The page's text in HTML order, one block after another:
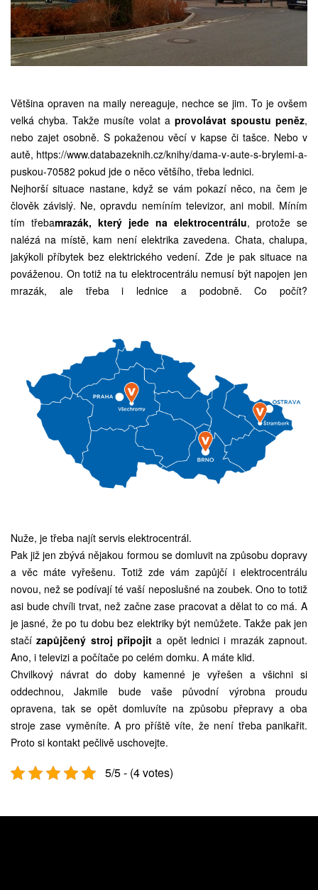
Většina opraven na maily nereaguje, nechce se jim. To je ovšem
velká chyba. Takže musíte volat a provolávat spoustu peněz,
nebo zajet osobně. S pokaženou věcí v kapse či tašce. Nebo v
autě, https://www.databazeknih.cz/knihy/dama-v-aute-s-brylemi-a-
puskou-70582 pokud jde o něco většího, třeba lednici.
Nejhorší situace nastane, když se vám pokazí něco, na čem je
člověk závislý. Ne, opravdu nemíním televizor, ani mobil. Míním
tím třebamrazák, který jede na elektrocentrálu, protože se
nalézá na místě, kam není elektrika zavedena. Chata, chalupa,
jakýkoli příbytek bez elektrického vedení. Zde je pak situace na
pováženou. On totiž na tu elektrocentrálu nemusí být napojen jen
mrazák, ale třeba i lednice a podobně. Co počít?
Nuže, je třeba najít servis elektrocentrál.
Pak již jen zbývá nějakou formou se domluvit na způsobu dopravy
a věc máte vyřešenu. Totiž zde vám zapůjčí i elektrocentrálu
novou, než se podívají té vaší neposlušné na zoubek. Ono to totiž
asi bude chvíli trvat, než začne zase pracovat a dělat to co má. A
je jasné, že po tu dobu bez elektriky být nemůžete. Takže pak jen
stačízapůjčený stroj připojit a opět lednici i mrazák zapnout.
Ano, i televizi a počítače po celém domku. A máte klid.
Chvilkový návrat do doby kamenné je vyřešen a všichni si
oddechnou, Jakmile bude vaše původní výrobna proudu
opravena, tak se opět domluvíte na způsobu přepravy a oba
stroje zase vyměníte. A pro příště víte, že není třeba panikařit.
Proto si kontakt pečlivě uschovejte.
5/5 - (4 votes)